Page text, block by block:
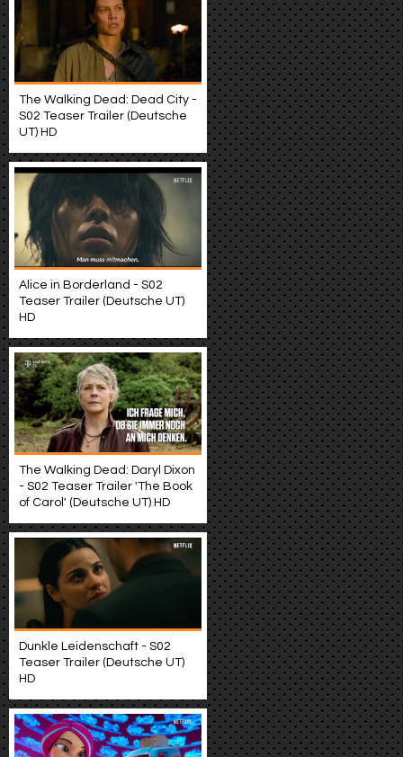
The Walking Dead: Dead City -
S02 Teaser Trailer (Deutsche
UT) HD
Alice in Borderland - S02
Teaser Trailer (Deutsche UT)
HD
The Walking Dead: Daryl Dixon
- S02 Teaser Trailer 'The Book
of Carol' (Deutsche UT) HD
Dunkle Leidenschaft - S02
Teaser Trailer (Deutsche UT)
HD